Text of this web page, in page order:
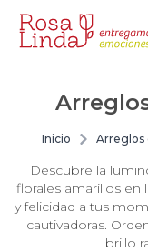
Inicio Arreglos
Descubre la
florales amarillos en
y felicidad a tus
cautivadoras.
brillo